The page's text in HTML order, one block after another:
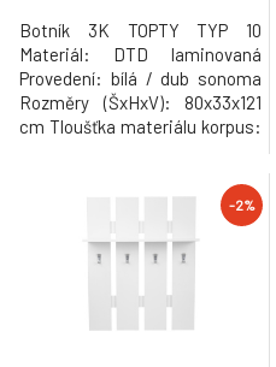
Botník 3K TOPTY TYP 10
Materiál: DTD laminovaná
Provedení: bílá / dub sonoma
Rozměry (ŠxHxV): 80x33x121
cm Tloušťka materiálu korpus:
Dodávané v demontu.
Hmotnost: 27.2kg
-2%